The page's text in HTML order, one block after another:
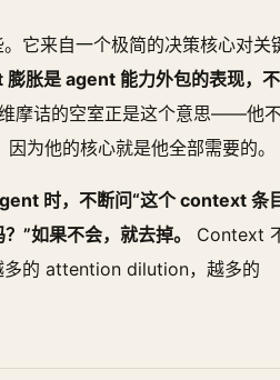
它来自一个极简的决策核心对关
胀是 agent 能力外包的表现，不
摩诘的空室正是这个意思——他
为他的核心就是他全部需要的。
时，不断问“这个 context 条
”如果不会，就去掉。
Context
多的 attention dilution，越多的